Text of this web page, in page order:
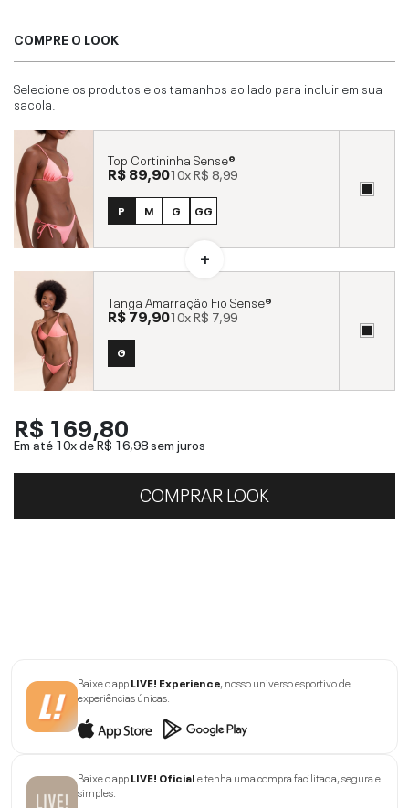
COMPRE O LOOK
Selecione os produtos e os tamanhos ao lado para incluir em sua
sacola.
Top Cortininha Sense®
R$ 89,9010xR$ 8,99
P M G GG
Tanga Amarração Fio Sense®
R$ 79,9010xR$ 7,99
G
R$ 169,80
Em até 10x deR$ 16,98sem juros
COMPRAR LOOK
Baixe o appLIVE! Experience , nosso universo esportivo de
experiências únicas.
Baixe o appLIVE! Oficiale tenha uma compra facilitada, segura e
simples.